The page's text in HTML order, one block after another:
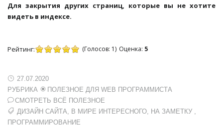
Для закрытия других страниц, которые вы не хотите
видеть в индексе.
Рейтинг: (Голосов: 1) Оценка: 5
27.07.2020
РУБРИКА
ПОЛЕЗНОЕ ДЛЯ WEB ПРОГРАММИСТА
СМОТРЕТЬ ВСЁ ПОЛЕЗНОЕ
ДИЗАЙН САЙТА, В МИРЕ ИНТЕРЕСНОГО, НА ЗАМЕТКУ ,
ПРОГРАММИРОВАНИЕ